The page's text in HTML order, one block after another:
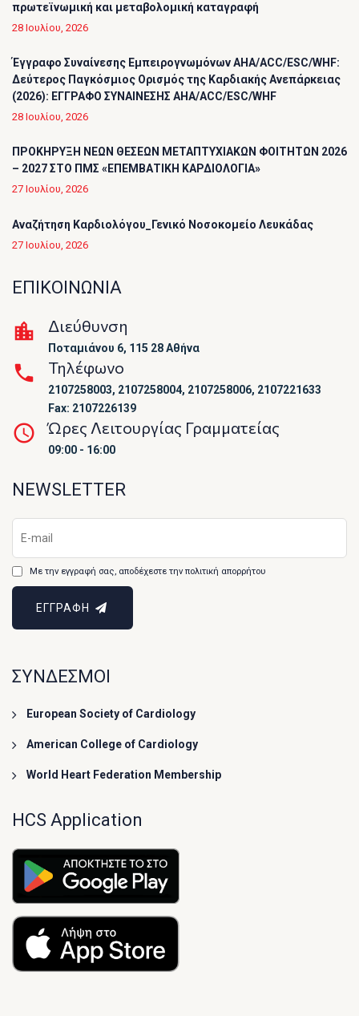
πρωτεϊνωμική και μεταβολομική καταγραφή
28 Ιουλίου, 2026
Έγγραφο Συναίνεσης Εμπειρογνωμόνων AHA/ACC/ESC/WHF:
Δεύτερος Παγκόσμιος Ορισμός της Καρδιακής Ανεπάρκειας
(2026): ΕΓΓΡΑΦΟ ΣΥΝΑΙΝΕΣΗΣ AHA/ACC/ESC/WHF
28 Ιουλίου, 2026
ΠΡΟΚΗΡΥΞΗ ΝΕΩΝ ΘΕΣΕΩΝ ΜΕΤΑΠΤΥΧΙΑΚΩΝ ΦΟΙΤΗΤΩΝ 2026
– 2027 ΣΤΟ ΠΜΣ «ΕΠΕΜΒΑΤΙΚΗ ΚΑΡΔΙΟΛΟΓΙΑ»
27 Ιουλίου, 2026
Αναζήτηση Καρδιολόγου_Γενικό Νοσοκομείο Λευκάδας
27 Ιουλίου, 2026
ΕΠΙΚΟΙΝΩΝΙΑ
Διεύθυνση
Ποταμιάνου 6, 115 28 Αθήνα
Τηλέφωνο
2107258003, 2107258004, 2107258006, 2107221633
Fax: 2107226139
Ώρες Λειτουργίας Γραμματείας
09:00 - 16:00
NEWSLETTER
Με την εγγραφή σας, αποδέχεστε την πολιτική απορρήτου
ΕΓΓΡΑΦΗ
ΣΥΝΔΕΣΜΟΙ
European Society of Cardiology
American College of Cardiology
World Heart Federation Membership
HCS Application